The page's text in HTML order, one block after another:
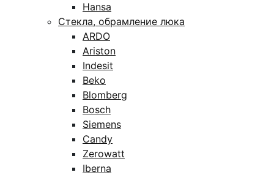
Hansa
Стекла, обрамление люка
ARDO
Ariston
Indesit
Beko
Blomberg
Bosch
Siemens
Candy
Zerowatt
Iberna